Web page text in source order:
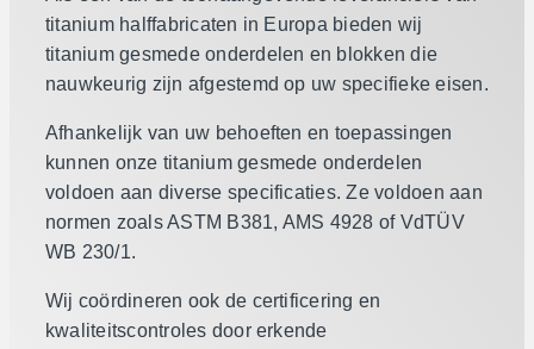
titanium halffabricaten in Europa bieden wij
titanium gesmede onderdelen en blokken die
nauwkeurig zijn afgestemd op uw specifieke eisen.
Afhankelijk van uw behoeften en toepassingen
kunnen onze titanium gesmede onderdelen
voldoen aan diverse specificaties. Ze voldoen aan
normen zoals ASTM B381, AMS 4928 of VdTÜV
WB 230/1.
Wij coördineren ook de certificering en
kwaliteitscontroles door erkende